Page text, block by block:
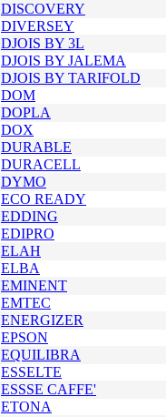
DISCOVERY
DIVERSEY
DJOIS BY 3L
DJOIS BY JALEMA
DJOIS BY TARIFOLD
DOM
DOPLA
DOX
DURABLE
DURACELL
DYMO
ECO READY
EDDING
EDIPRO
ELAH
ELBA
EMINENT
EMTEC
ENERGIZER
EPSON
EQUILIBRA
ESSELTE
ESSSE CAFFE'
ETONA